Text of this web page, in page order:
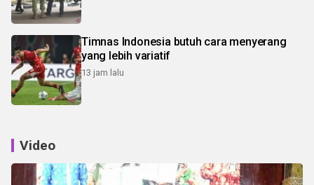
Timnas Indonesia butuh cara menyerang
yang lebih variatif
13 jam lalu
Video